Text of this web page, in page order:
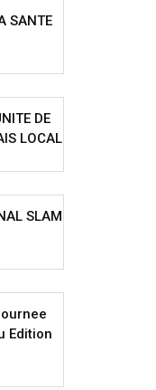
SANTE
DE
LOCAL
SLAM
Edition